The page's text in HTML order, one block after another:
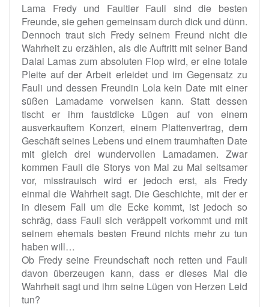
Lama Fredy und Faultier Fauli sind die besten
Freunde, sie gehen gemeinsam durch dick und dünn.
Dennoch traut sich Fredy seinem Freund nicht die
Wahrheit zu erzählen, als die Auftritt mit seiner Band
Dalai Lamas zum absoluten Flop wird, er eine totale
Pleite auf der Arbeit erleidet und im Gegensatz zu
Fauli und dessen Freundin Lola kein Date mit einer
süßen Lamadame vorweisen kann. Statt dessen
tischt er ihm faustdicke Lügen auf von einem
ausverkauftem Konzert, einem Plattenvertrag, dem
Geschäft seines Lebens und einem traumhaften Date
mit gleich drei wundervollen Lamadamen. Zwar
kommen Fauli die Storys von Mal zu Mal seltsamer
vor, misstrauisch wird er jedoch erst, als Fredy
einmal die Wahrheit sagt. Die Geschichte, mit der er
in diesem Fall um die Ecke kommt, ist jedoch so
schräg, dass Fauli sich veräppelt vorkommt und mit
seinem ehemals besten Freund nichts mehr zu tun
haben will…
Ob Fredy seine Freundschaft noch retten und Fauli
davon überzeugen kann, dass er dieses Mal die
Wahrheit sagt und ihm seine Lügen von Herzen Leid
tun?